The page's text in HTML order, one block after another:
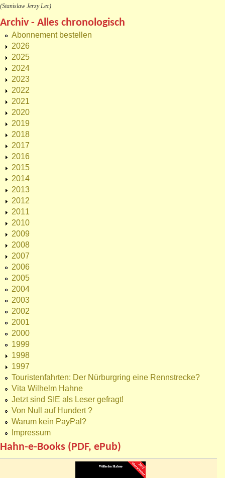
(Stanislaw Jerzy Lec)
Archiv - Alles chronologisch
Abonnement bestellen
2026
2025
2024
2023
2022
2021
2020
2019
2018
2017
2016
2015
2014
2013
2012
2011
2010
2009
2008
2007
2006
2005
2004
2003
2002
2001
2000
1999
1998
1997
Touristenfahrten: Der Nürburgring eine Rennstrecke?
Vita Wilhelm Hahne
Jetzt sind SIE als Leser gefragt!
Von Null auf Hundert ?
Warum kein PayPal?
Impressum
Hahn-e-Books (PDF, ePub)